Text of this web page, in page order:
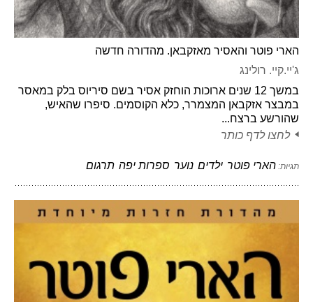
הארי פוטר והאסיר מאזקבאן. מהדורה חדשה
ג'יי.קיי. רולינג
במשך 12 שנים ארוכות הוחזק אסיר בשם סיריוס בלק במאסר
במבצר אזקבאן המצמרר, כלא הקוסמים. סיפרו שהאיש,
שהורשע ברצח...
לחצו לדף כותר
תגיות: הארי פוטר ילדים נוער ספרות יפה תרגום